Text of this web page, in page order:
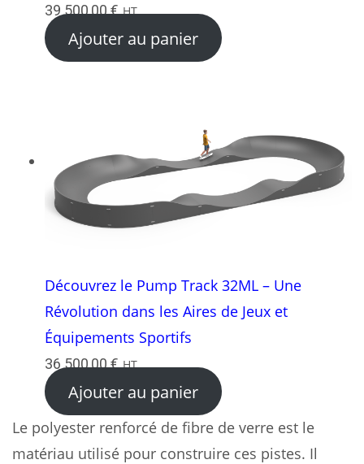
39 500,00€ HT
Ajouter au panier
Découvrez le Pump Track 32ML – Une
Révolution dans les Aires de Jeux et
Équipements Sportifs
36 500,00€ HT
Ajouter au panier
Le polyester renforcé de fibre de verre est le
matériau utilisé pour construire ces pistes. Il